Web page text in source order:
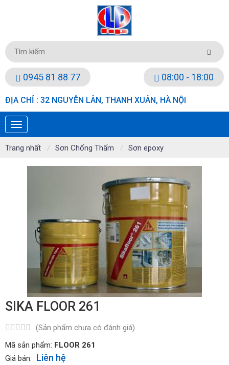
0945 81 88 77 08:00 - 18:00
ĐỊA CHỈ : 32 NGUYỄN LÂN, THANH XUÂN, HÀ NỘI
Trang nhất Sơn Chống Thấm Sơn epoxy
SIKA FLOOR 261
(Sản phẩm chưa có đánh giá)
Mã sản phẩm: FLOOR 261
Giá bán:
Liên hệ